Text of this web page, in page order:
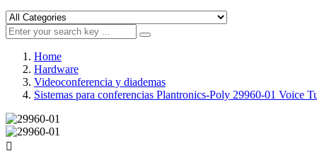
Home
Hardware
Videoconferencia y diademas
Sistemas para conferencias Plantronics-Poly 29960-01 Voice
